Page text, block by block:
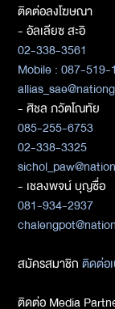
ติดต่อลงโฆษณา
- อัลเลียซ สะอิ
02-338-3561
Mobile : 087-519-
- ศิชล ภวัตโณทัย
085-255-6753
02-338-3325
- เชลงพจน์ บุญซื่อ
081-934-2937
สมัครสมาชิกติดต่อ
ติดต่อ Media